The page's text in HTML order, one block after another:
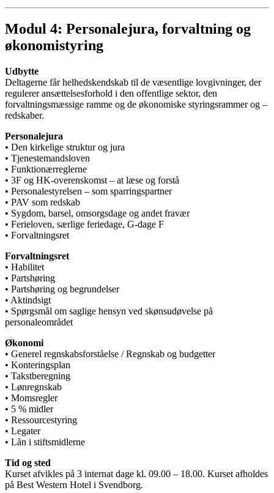
Modul 4: Personalejura, forvaltning og
økonomistyring
Udbytte
Deltagerne får helhedskendskab til de væsentlige lovgivninger, der
regulerer ansættelsesforhold i den offentlige sektor, den
forvaltningsmæssige ramme og de økonomiske styringsrammer og –
redskaber.
Personalejura
• Den kirkelige struktur og jura
• Tjenestemandsloven
• Funktionærreglerne
• 3F og HK-overenskomst – at læse og forstå
• Personalestyrelsen – som sparringspartner
• PAV som redskab
• Sygdom, barsel, omsorgsdage og andet fravær
• Ferieloven, særlige feriedage, G-dage F
• Forvaltningsret
Forvaltningsret
• Habilitet
• Partshøring
• Partshøring og begrundelser
• Aktindsigt
• Spørgsmål om saglige hensyn ved skønsudøvelse på
personaleområdet
Økonomi
• Generel regnskabsforståelse / Regnskab og budgetter
• Konteringsplan
• Takstberegning
• Lønregnskab
• Momsregler
• 5 % midler
• Ressourcestyring
• Legater
• Lån i stiftsmidlerne
Tid og sted
Kurset afvikles på 3 internat dage kl. 09.00 – 18.00. Kurset afholdes
på Best Western Hotel i Svendborg.